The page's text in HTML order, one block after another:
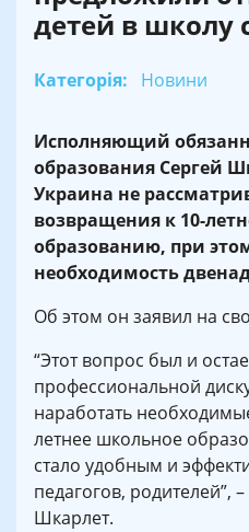
детей в школу
Категорія: Новини
Исполняющий
образования Сергей
Украина не
возвращения к 10-
образованию, при
необходимость
Об этом он заявил на
“Этот вопрос был и
профессиональной
наработать
летнее школьное
стало удобным и
педагогов, родителей”,
Шкарлет.